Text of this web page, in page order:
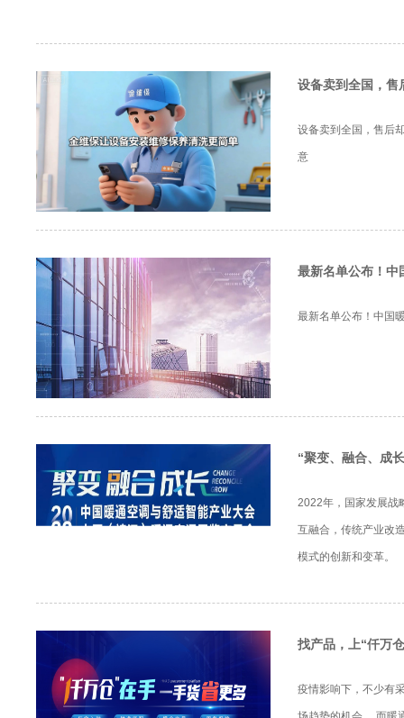
设备卖到全国，售
设备卖到全国，售后
意
最新名单公布！中
最新名单公布！中国
“聚变、融合、成
2022年，国家发展战
互融合，传统产业改
模式的创新和变革。
找产品，上“仟万
疫情影响下，不少有